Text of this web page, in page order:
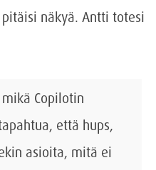
näkyä. Antti totesi
Copilotin
että hups,
asioita, mitä ei